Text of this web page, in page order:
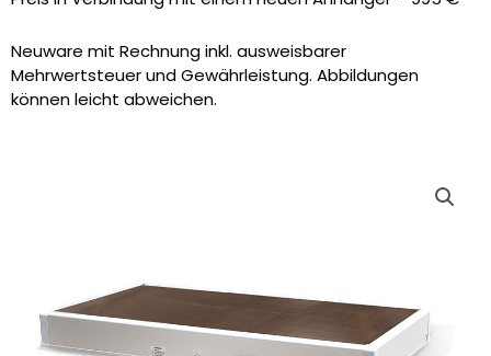
Neuware mit Rechnung inkl. ausweisbarer
Mehrwertsteuer und Gewährleistung. Abbildungen
können leicht abweichen.